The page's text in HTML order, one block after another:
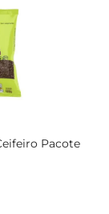
3 meses
saúde e
Pacote